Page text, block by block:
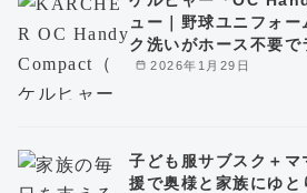
2026年1月29日
ュー｜野球ユニフォー
ク洗いがホース不要で
子ども服サブスク＋マ
援で奥様と家族にゆと